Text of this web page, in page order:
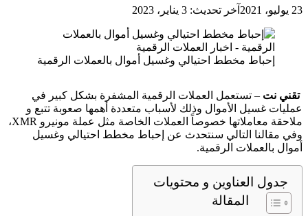
23 يوليو، 2021 آخر تحديث: 3 يناير، 2023
إحباط مخطط احتيالي وغسيل أموال بالعملات الرقمية
تقني نت – تستعمل العملات الرقمية المشفرة بشكل كبير في
عمليات غسيل الأموال وذلك لأسباب متعددة أهمها صعوبة تتبع و
ملاحقة معاملاتها خصوصاً العملات الخاصة مثل عملة مونيرو XMR،
وفي مقالنا التالي سنتحدث عن إحباط مخطط احتيالي وغسيل
أموال بالعملات الرقمية.
جدول العناوين و محتويات
المقالة